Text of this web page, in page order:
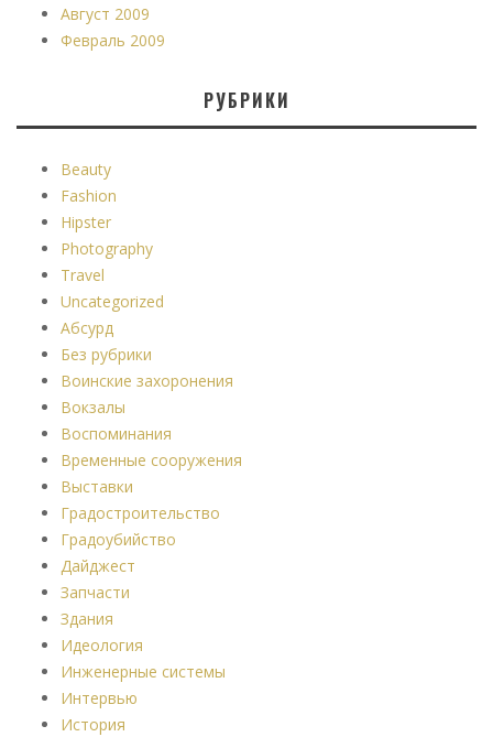
Август 2009
Февраль 2009
РУБРИКИ
Beauty
Fashion
Hipster
Photography
Travel
Uncategorized
Абсурд
Без рубрики
Воинские захоронения
Вокзалы
Воспоминания
Временные сооружения
Выставки
Градостроительство
Градоубийство
Дайджест
Запчасти
Здания
Идеология
Инженерные системы
Интервью
История